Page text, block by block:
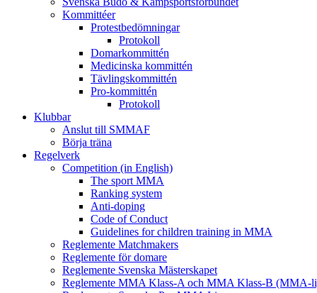
Kommittéer
Protestbedömningar
Protokoll
Domarkommittén
Medicinska kommittén
Tävlingskommittén
Pro-kommittén
Protokoll
Klubbar
Anslut till SMMAF
Börja träna
Regelverk
Competition (in English)
The sport MMA
Ranking system
Anti-doping
Code of Conduct
Guidelines for children training in MMA
Reglemente Matchmakers
Reglemente för domare
Reglemente Svenska Mästerskapet
Reglemente MMA Klass-A och MMA Klass-B (MMA-